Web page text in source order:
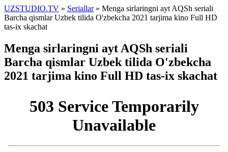
UZSTUDIO.TV » Seriallar» Menga sirlaringni ayt AQSh seriali
Barcha qismlar Uzbek tilida O'zbekcha 2021 tarjima kino Full HD
tas-ix skachat
Menga sirlaringni ayt AQSh seriali
Barcha qismlar Uzbek tilida O'zbekcha
2021 tarjima kino Full HD tas-ix skachat